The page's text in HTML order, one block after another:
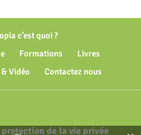
c’est quoi ?
Formations
Livres
Vidéo Contactez nous
de la vie privée